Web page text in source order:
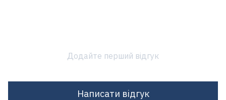
Додайте перший відгук
Написати відгук